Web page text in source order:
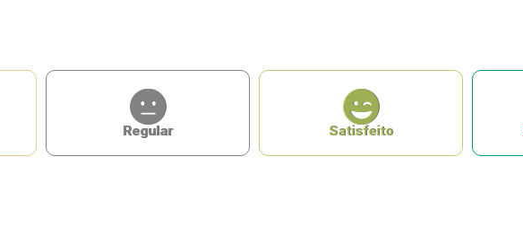
Regular Satisfeito